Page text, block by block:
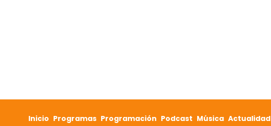
Inicio Programas Programación Podcast Música Actualidad